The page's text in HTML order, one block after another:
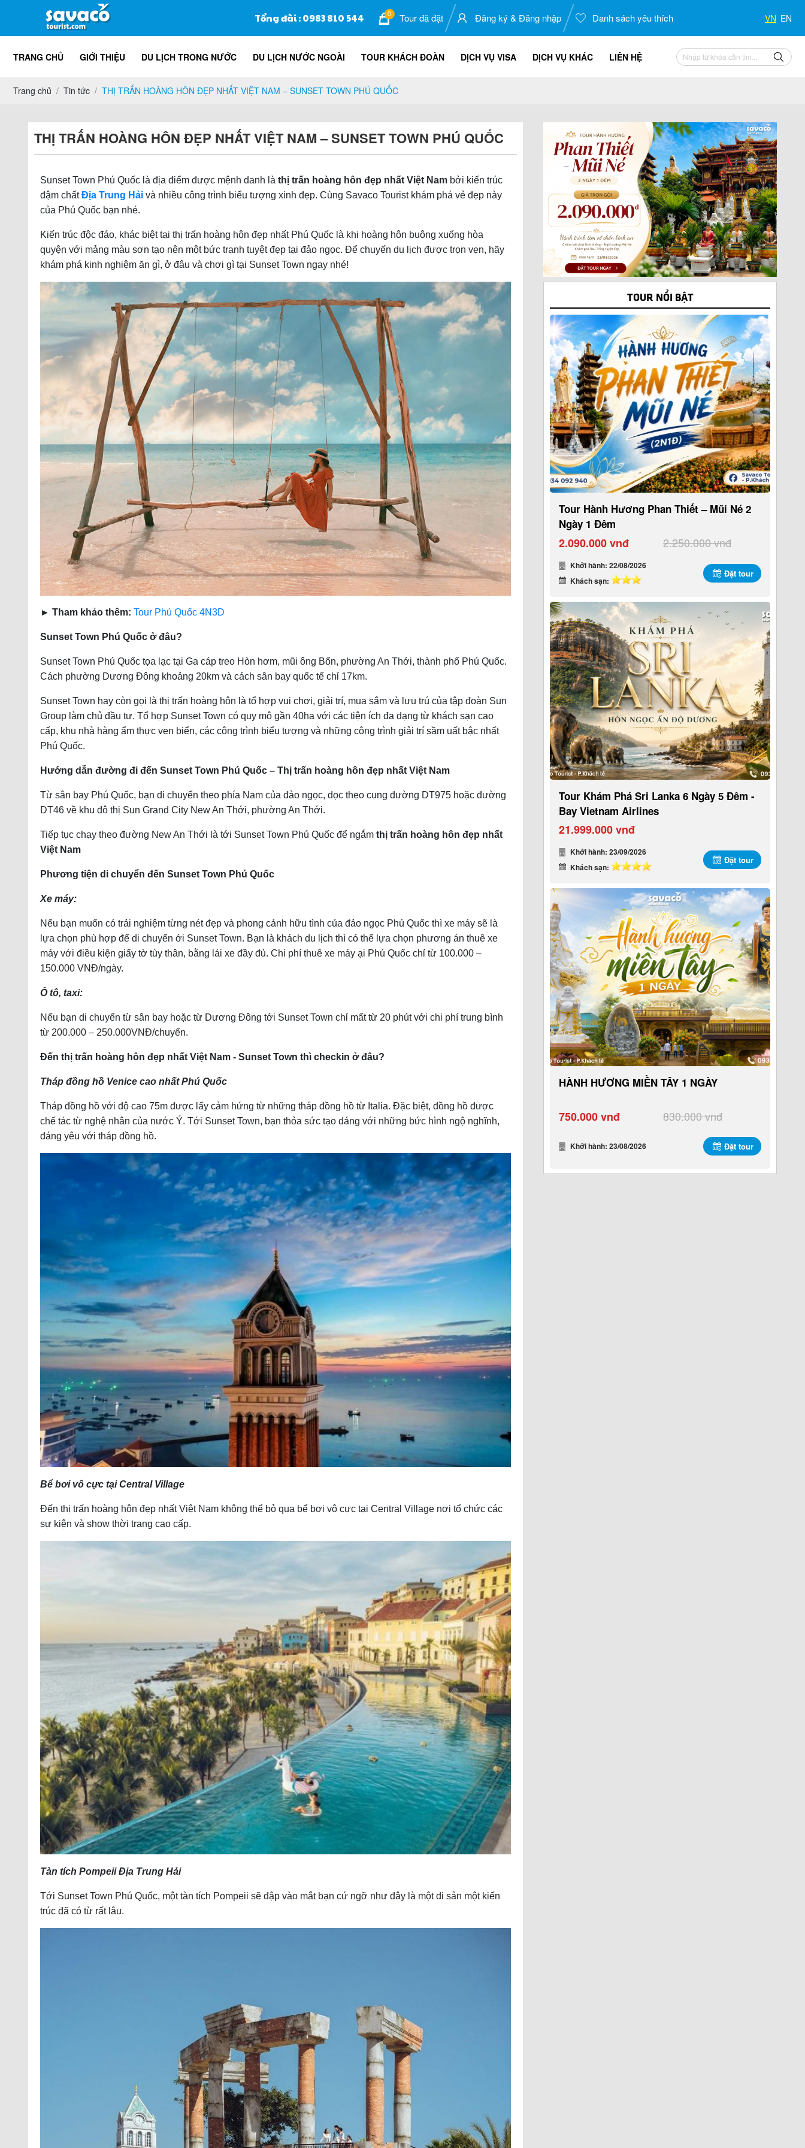
Tổng đài : 0983 810 544 0 Tour đã đặt Đăng ký &Đăng nhập Danh sách yêu thích VN EN
TRANG CHỦ GIỚI THIỆU DU LỊCH TRONG NƯỚC DU LỊCH NƯỚC NGOÀI TOUR KHÁCH ĐOÀN DỊCH VỤ VISA DỊCH VỤ KHÁC LIÊN HỆ
Trang chủ Tin tức THỊ TRẤN HOÀNG HÔN ĐẸP NHẤT VIỆT NAM – SUNSET TOWN PHÚ QUỐC
THỊ TRẤN HOÀNG HÔN ĐẸP NHẤT VIỆT NAM – SUNSET TOWN PHÚ QUỐC
Sunset Town Phú Quốc là địa điểm được mệnh danh là thị trấn hoàng hôn đẹp nhất Việt Nam bởi kiến trúc
đậm chấtĐịa Trung Hải và nhiều công trình biểu tượng xinh đẹp. Cùng Savaco Tourist khám phá vẻ đẹp này
của Phú Quốc bạn nhé.
Kiến trúc độc đáo, khác biệt tại thị trấn hoàng hôn đẹp nhất Phú Quốc là khi hoàng hôn buông xuống hòa
quyện với mảng màu sơn tạo nên một bức tranh tuyệt đẹp tại đảo ngọc. Để chuyến du lịch được trọn vẹn, hãy
khám phá kinh nghiệm ăn gì, ở đâu và chơi gì tại Sunset Town ngay nhé!
► Tham khảo thêm: Tour Phú Quốc 4N3D
Sunset Town Phú Quốc ở đâu?
Sunset Town Phú Quốc tọa lạc tại Ga cáp treo Hòn hơm, mũi ông Bốn, phường An Thới, thành phố Phú Quốc.
Cách phường Dương Đông khoảng 20km và cách sân bay quốc tế chỉ 17km.
Sunset Town hay còn gọi là thị trấn hoàng hôn là tổ hợp vui chơi, giải trí, mua sắm và lưu trú của tập đoàn Sun
Group làm chủ đầu tư. Tổ hợp Sunset Town có quy mô gần 40ha với các tiện ích đa dạng từ khách sạn cao
cấp, khu nhà hàng ẩm thực ven biển, các công trình biểu tượng và những công trình giải trí sầm uất bậc nhất
Phú Quốc.
Hướng dẫn đường đi đến Sunset Town Phú Quốc – Thị trấn hoàng hôn đẹp nhất Việt Nam
Từ sân bay Phú Quốc, bạn di chuyển theo phía Nam của đảo ngọc, dọc theo cung đường DT975 hoặc đường
DT46 về khu đô thị Sun Grand City New An Thới, phường An Thới.
Tiếp tục chạy theo đường New An Thới là tới Sunset Town Phú Quốc để ngắm thị trấn hoàng hôn đẹp nhất
Việt Nam
Phương tiện di chuyển đến Sunset Town Phú Quốc
Xe máy:
Nếu bạn muốn có trải nghiệm từng nét đẹp và phong cảnh hữu tình của đảo ngọc Phú Quốc thì xe máy sẽ là
lựa chọn phù hợp để di chuyển ới Sunset Town. Bạn là khách du lịch thì có thể lựa chọn phương án thuê xe
máy với điều kiện giấy tờ tùy thân, bằng lái xe đầy đủ. Chi phí thuê xe máy ại Phú Quốc chỉ từ 100.000 –
150.000 VNĐ/ngày.
Ô tô, taxi:
Nếu bạn di chuyển từ sân bay hoặc từ Dương Đông tới Sunset Town chỉ mất từ 20 phút với chi phí trung bình
từ 200.000 – 250.000VNĐ/chuyến.
Đến thị trấn hoàng hôn đẹp nhất Việt Nam - Sunset Town thì checkin ở đâu?
Tháp đồng hồ Venice cao nhất Phú Quốc
Tháp đồng hồ với độ cao 75m được lấy cảm hứng từ những tháp đồng hồ từ Italia. Đặc biệt, đồng hồ được
chế tác từ nghệ nhân của nước Ý. Tới Sunset Town, bạn thỏa sức tạo dáng với những bức hình ngộ nghĩnh,
đáng yêu với tháp đồng hồ.
Bể bơi vô cực tại Central Village
Đến thị trấn hoàng hôn đẹp nhất Việt Nam không thể bỏ qua bể bơi vô cực tại Central Village nơi tổ chức các
sự kiện và show thời trang cao cấp.
Tàn tích Pompeii Địa Trung Hải
Tới Sunset Town Phú Quốc, một tàn tích Pompeii sẽ đập vào mắt bạn cứ ngỡ như đây là một di sản một kiến
trúc đã có từ rất lâu.
TOUR NỔI BẬT
Tour Hành Hương Phan Thiết – Mũi Né 2
Ngày 1 Đêm
2.090.000 vnđ 2.250.000 vnđ
Khởi hành: 22/08/2026
Khách sạn:
Đặt tour
Tour Khám Phá Sri Lanka 6 Ngày 5 Đêm -
Bay Vietnam Airlines
21.999.000 vnđ
Khởi hành: 23/09/2026
Khách sạn:
Đặt tour
HÀNH HƯƠNG MIỀN TÂY 1 NGÀY
750.000 vnđ 830.000 vnđ
Khởi hành: 23/08/2026 Đặt tour